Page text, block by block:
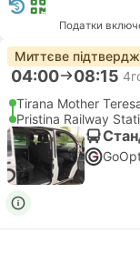
Податки
Миттєве
04:00 08:15
Tirana Mother
Pristina Railway